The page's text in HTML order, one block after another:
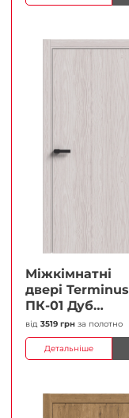
Міжкімнатні
двері Terminus
ПК-01 Дуб
перлиний Глухі
Плівка
від 3519 грн за полотно
Детальніше